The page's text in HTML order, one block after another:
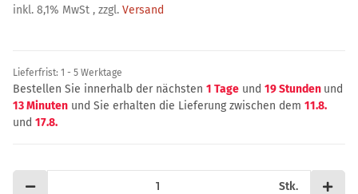
inkl. 8,1% MwSt , zzgl. Versand
Lieferfrist: 1 - 5 Werktage
Bestellen Sie innerhalb der nächsten 1 Tage und 19 Stunden und
13 Minuten und Sie erhalten die Lieferung zwischen dem 11.8.
und 17.8.
Stk.